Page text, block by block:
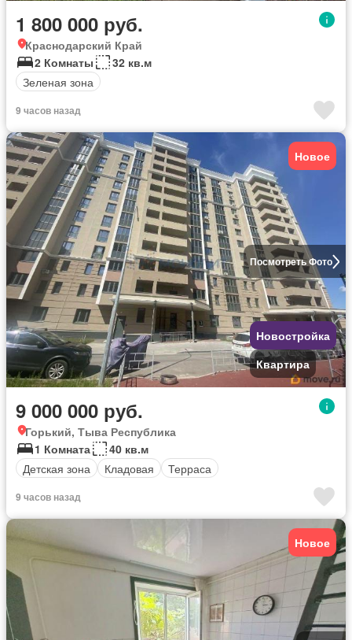
1 800 000 руб.
Краснодарский Край
2 Комнаты
32 кв.м
Зеленая зона
9 часов назад
Посмотреть Фото
Новое
Новостройка
Квартира
9 000 000 руб.
Горький, Тыва Республика
1 Комната
40 кв.м
Детская зона
Кладовая Терраса
9 часов назад
Новое